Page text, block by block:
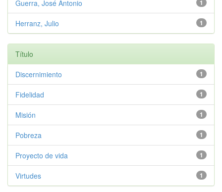
1
Guerra, José Antonio
1
Herranz, Julio
Título
1
Discernimiento
1
Fidelidad
1
Misión
1
Pobreza
1
Proyecto de vida
1
Virtudes